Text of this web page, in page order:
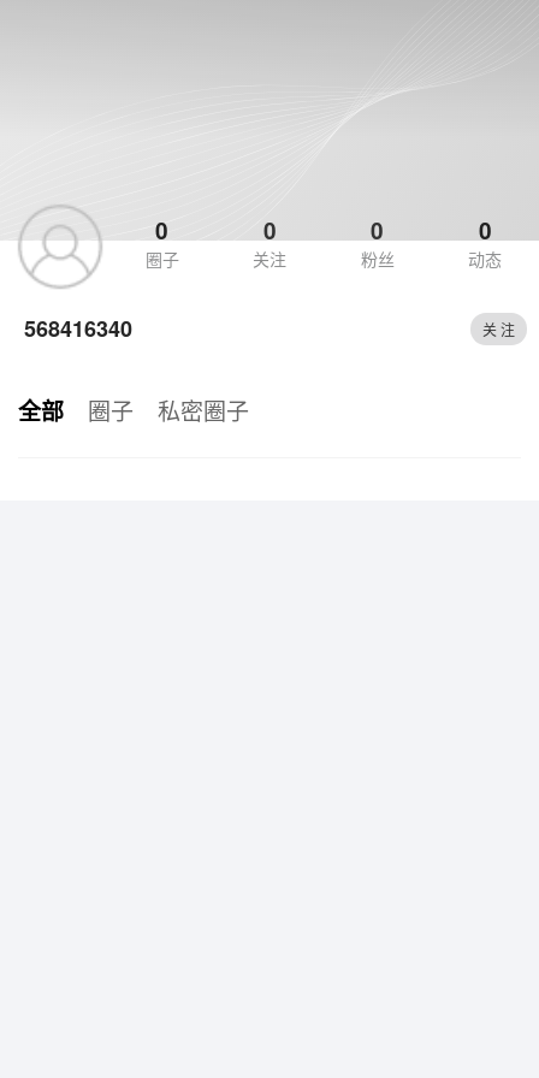
0
圈子
0
关注
0
粉丝
0
动态
568416340 关 注
全部 圈子 私密圈子